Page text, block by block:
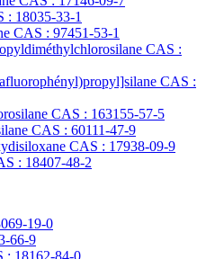
: 18035-33-1
CAS : 97451-53-1
CAS :
CAS :
CAS : 163155-57-5
CAS : 60111-47-9
CAS : 17938-09-9
: 18407-48-2
19-0
66-9
: 18162-84-0